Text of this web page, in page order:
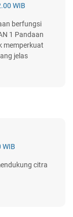
WIB
berfungsi
1 Pandaan
memperkuat
jelas
WIB
citra